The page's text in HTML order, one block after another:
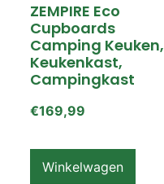
ZEMPIRE Eco
Cupboards
Camping Keuken,
Keukenkast,
Campingkast
€169,99
Winkelwagen